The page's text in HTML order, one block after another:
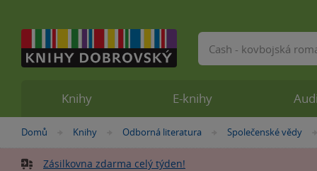
Nacházíte
zde:
Domů »
Knihy »
Odborná literatura »
Společenské vědy
Zásilkovna zdarma celý týden!
Knihy E-knihy
Vyhledávání